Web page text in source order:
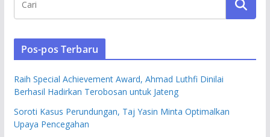
Pos-pos Terbaru
Raih Special Achievement Award, Ahmad Luthfi Dinilai
Berhasil Hadirkan Terobosan untuk Jateng
Soroti Kasus Perundungan, Taj Yasin Minta Optimalkan
Upaya Pencegahan